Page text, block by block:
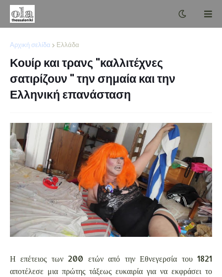
Αρχική σελίδα Ελλάδα
Κουίρ και τρανς "καλλιτέχνες
σατιρίζουν " την σημαία και την
Ελληνική επανάσταση
Η επέτειος των 200 ετών από την Εθνεγερσία του 1821
αποτέλεσε μια πρώτης τάξεως ευκαιρία για να εκφράσει το